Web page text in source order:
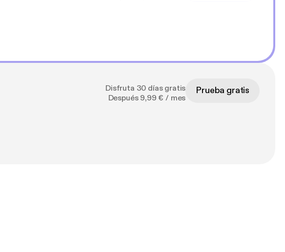
Disfruta 30 días gratis
Después 9,99 € / mes
Prueba gratis